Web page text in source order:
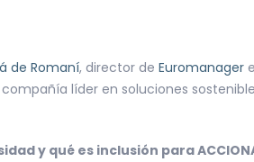
de Romaní, director de Euromanager
compañía líder en soluciones
y qué es inclusión para